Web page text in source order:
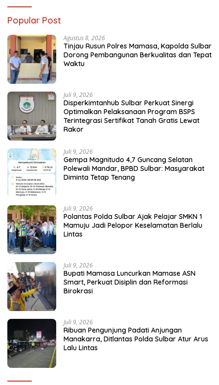
Popular Post
Agustus 8, 2026
Tinjau Rusun Polres Mamasa, Kapolda Sulbar
Dorong Pembangunan Berkualitas dan Tepat
Waktu
Juli 9, 2026
Disperkimtanhub Sulbar Perkuat Sinergi
Optimalkan Pelaksanaan Program BSPS
Terintegrasi Sertifikat Tanah Gratis Lewat
Rakor
Juli 9, 2026
Gempa Magnitudo 4,7 Guncang Selatan
Polewali Mandar, BPBD Sulbar: Masyarakat
Diminta Tetap Tenang
Juli 9, 2026
Polantas Polda Sulbar Ajak Pelajar SMKN 1
Mamuju Jadi Pelopor Keselamatan Berlalu
Lintas
Juli 9, 2026
Bupati Mamasa Luncurkan Mamase ASN
Smart, Perkuat Disiplin dan Reformasi
Birokrasi
Juli 9, 2026
Ribuan Pengunjung Padati Anjungan
Manakarra, Ditlantas Polda Sulbar Atur Arus
Lalu Lintas